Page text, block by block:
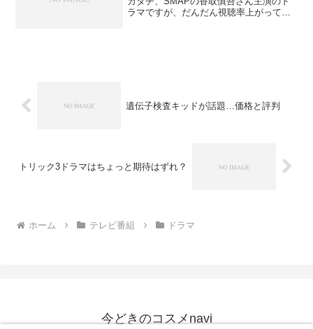
ラマですが、だんだん視聴率上がってき
遺伝子検査キッドが話題…価格と評判
トリック3ドラマはちょっと期待はずれ？
ホーム テレビ番組 ドラマ
今どきのコスメnavi